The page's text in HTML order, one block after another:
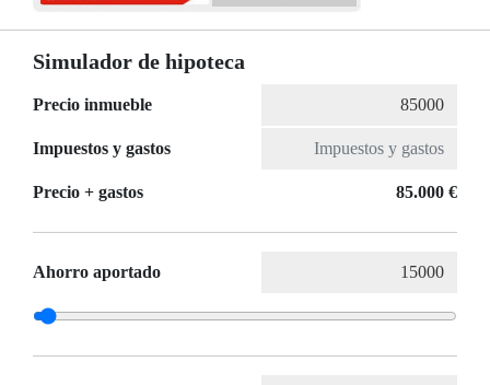
Simulador de hipoteca
Precio inmueble
Impuestos y gastos
Precio + gastos 85.000 €
Ahorro aportado